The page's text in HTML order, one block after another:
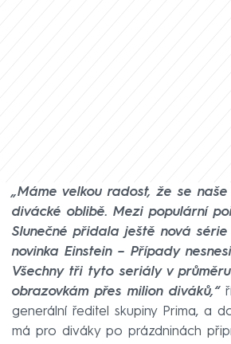
„Máme velkou radost, že se
divácké oblibě. Mezi populární
Slunečné přidala ještě nová
novinka Einstein – Případy
Všechny tři tyto seriály v
obrazovkám přes milion diváků,“
generální ředitel skupiny Prima, a
má pro diváky po prázdninách